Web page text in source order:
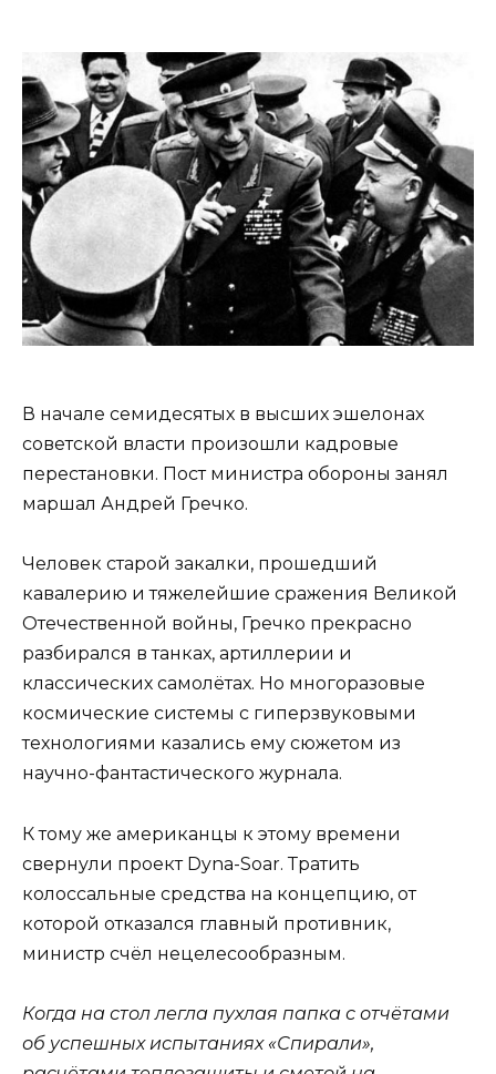
В начале семидесятых в высших эшелонах
советской власти произошли кадровые
перестановки. Пост министра обороны занял
маршал Андрей Гречко.
Человек старой закалки, прошедший
кавалерию и тяжелейшие сражения Великой
Отечественной войны, Гречко прекрасно
разбирался в танках, артиллерии и
классических самолётах. Но многоразовые
космические системы с гиперзвуковыми
технологиями казались ему сюжетом из
научно-фантастического журнала.
К тому же американцы к этому времени
свернули проект Dyna-Soar. Тратить
колоссальные средства на концепцию, от
которой отказался главный противник,
министр счёл нецелесообразным.
Когда на стол легла пухлая папка с отчётами
об успешных испытаниях «Спирали»,